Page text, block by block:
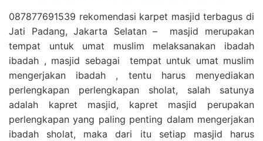
087877691539 rekomendasi karpet masjid terbagus di
Jati Padang, Jakarta Selatan – masjid merupakan
tempat untuk umat muslim melaksanakan ibadah
ibadah , masjid sebagai tempat untuk umat muslim
mengerjakan ibadah , tentu harus menyediakan
perlengkapan perlengkapan sholat, salah satunya
adalah kapret masjid, kapret masjid perupakan
perlengkapan yang paling penting dalam mengerjakan
ibadah sholat, maka dari itu setiap masjid harus